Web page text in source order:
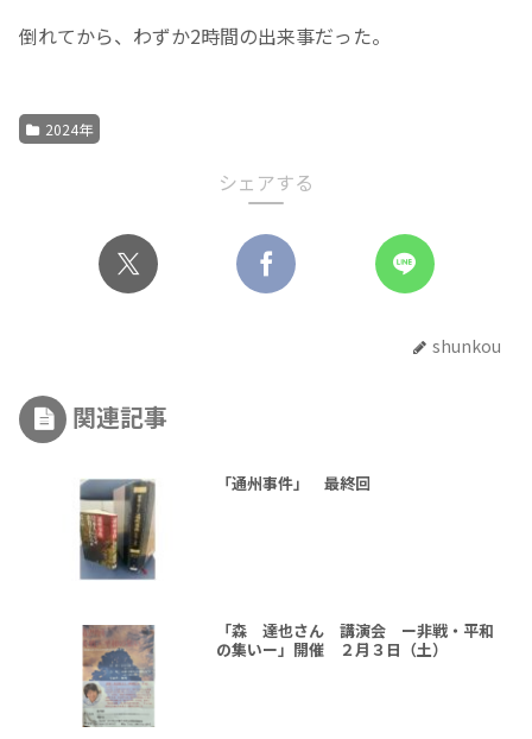
倒れてから、わずか2時間の出来事だった。
2024年
シェアする
shunkou
関連記事
「通州事件」 最終回
「森 達也さん 講演会 ー非戦・平和
の集いー」開催 ２月３日（土）